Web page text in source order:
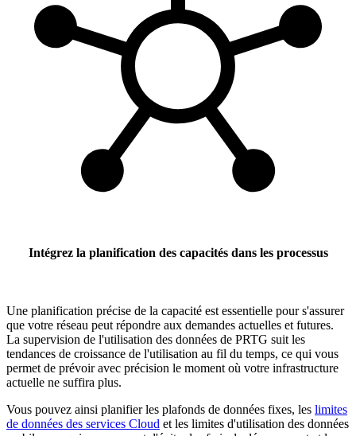
Intégrez la planification des capacités dans les processus
Une planification précise de la capacité est essentielle pour s'assurer
que votre réseau peut répondre aux demandes actuelles et futures.
La supervision de l'utilisation des données de PRTG suit les
tendances de croissance de l'utilisation au fil du temps, ce qui vous
permet de prévoir avec précision le moment où votre infrastructure
actuelle ne suffira plus.
Vous pouvez ainsi planifier les plafonds de données fixes, les limites
de données des services Cloud et les limites d'utilisation des données